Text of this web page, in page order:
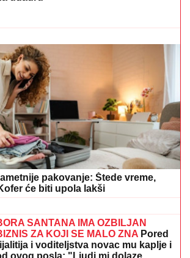
ZAMONAŠIM"
Dejan Stanković
doktorka koju ženi, šokirao detaljima
vila i kamiona" (VIDEO)
TAIROVIĆ SA MUŽEM DOŽIVELA
Auto skroz uništen:
su detalji drame u Crnoj Gori
SA GASTOZOM I ANĐELOM
MALDIVIMA!Evo o kome je reč:
planu (FOTO)